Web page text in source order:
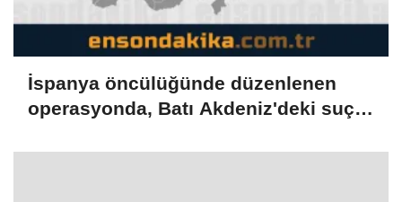
İspanya öncülüğünde düzenlenen
operasyonda, Batı Akdeniz'deki suç